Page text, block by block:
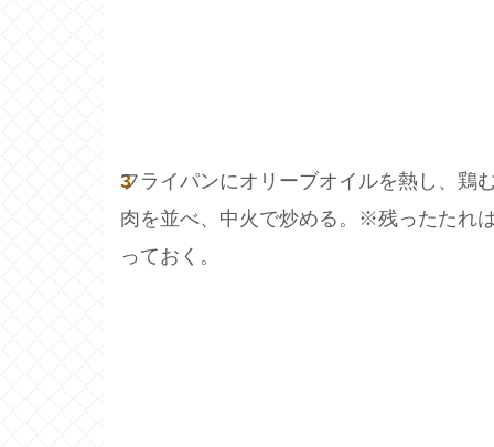
3
フライパンにオリーブオイルを熱し、鶏
肉を並べ、中火で炒める。※残ったたれ
っておく。